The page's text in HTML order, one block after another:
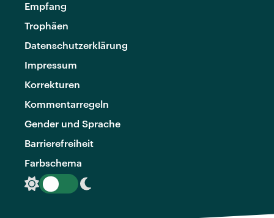
Empfang
Trophäen
Datenschutzerklärung
Impressum
Korrekturen
Kommentarregeln
Gender und Sprache
Barrierefreiheit
Farbschema